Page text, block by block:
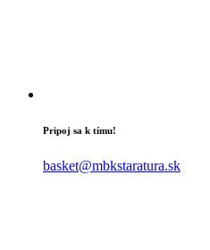
Pripoj sa k tímu!
basket@mbkstaratura.sk